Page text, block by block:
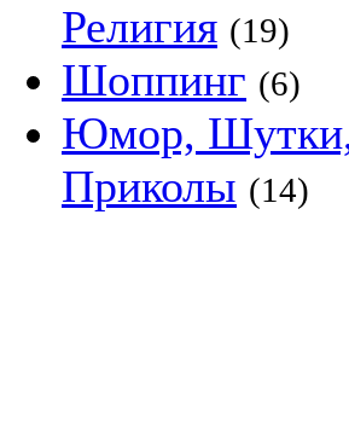
Религия (19)
Шоппинг (6)
Юмор,
Приколы (14)